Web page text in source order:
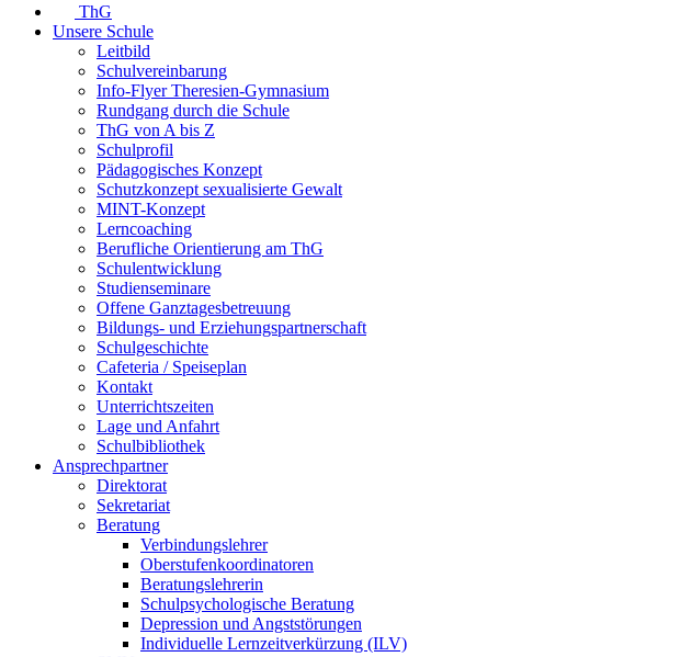
ThG
Unsere Schule
Leitbild
Schulvereinbarung
Info-Flyer Theresien-Gymnasium
Rundgang durch die Schule
ThG von A bis Z
Schulprofil
Pädagogisches Konzept
Schutzkonzept sexualisierte Gewalt
MINT-Konzept
Lerncoaching
Berufliche Orientierung am ThG
Schulentwicklung
Studienseminare
Offene Ganztagesbetreuung
Bildungs- und Erziehungspartnerschaft
Schulgeschichte
Cafeteria / Speiseplan
Kontakt
Unterrichtszeiten
Lage und Anfahrt
Schulbibliothek
Ansprechpartner
Direktorat
Sekretariat
Beratung
Verbindungslehrer
Oberstufenkoordinatoren
Beratungslehrerin
Schulpsychologische Beratung
Depression und Angststörungen
Individuelle Lernzeitverkürzung (ILV)